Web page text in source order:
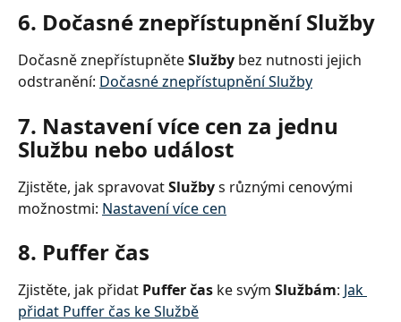
6. Dočasné znepřístupnění Služby
Dočasně znepřístupněte Služby bez nutnosti jejich
odstranění: Dočasné znepřístupnění Služby
7. Nastavení více cen za jednu
Službu nebo událost
Zjistěte, jak spravovat Služby s různými cenovými
možnostmi: Nastavení více cen
8. Puffer čas
Zjistěte, jak přidat Puffer čas ke svým Službám: Jak
přidat Puffer čas ke Službě